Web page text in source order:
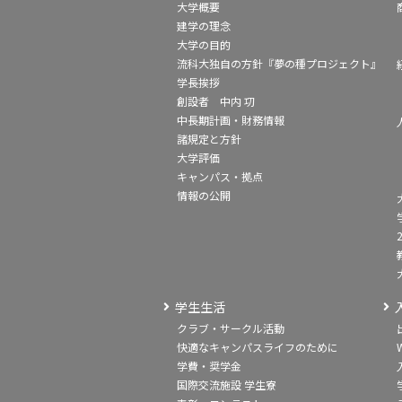
大学概要
建学の理念
大学の目的
流科大独自の方針『夢の種プロジェクト』
学長挨拶
創設者 中内 㓛
中長期計画・財務情報
諸規定と方針
大学評価
キャンパス・拠点
情報の公開
学生生活
クラブ・サークル活動
快適なキャンパスライフのために
学費・奨学金
国際交流施設 学生寮